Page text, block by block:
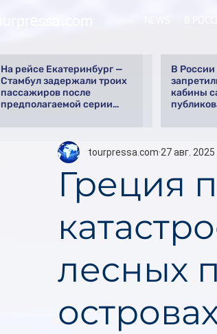
На рейсе Екатеринбург —
Стамбул задержали троих
пассажиров после
предполагаемой серии
В России
кабины
Греция
лесных
tourpressa.com 27 авг. 2025